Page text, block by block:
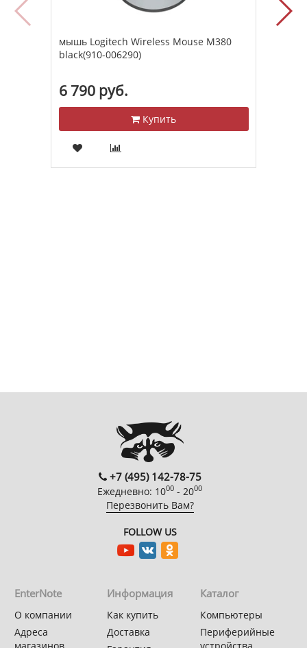
мышь Logitech Wireless Mouse M380
black(910-006290)
6 790 руб.
Купить
+7 (495) 142-78-75
Ежедневно: 1000 - 2000
Перезвонить Вам?
FOLLOW US
EnterNote
О компании
Адреса
Информация
Как купить
Доставка
Каталог
Компьютеры
Периферийные